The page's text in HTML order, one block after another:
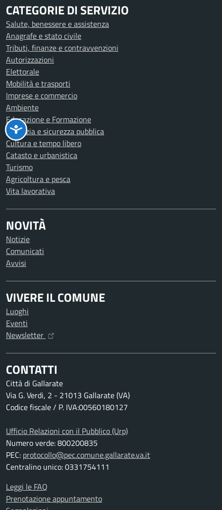
CATEGORIE DI SERVIZIO
Salute, benessere e assistenza
Anagrafe e stato civile
Tributi, finanze e contravvenzioni
Autorizzazioni
Elettorale
Mobilità e trasporti
Imprese e commercio
Ambiente
Educazione e Formazione
Giustizia e sicurezza pubblica
Cultura e tempo libero
Catasto e urbanistica
Turismo
Agricoltura e pesca
Vita lavorativa
NOVITÀ
Notizie
Comunicati
Avvisi
VIVERE IL COMUNE
Luoghi
Eventi
Newsletter
CONTATTI
Città di Gallarate
Via G. Verdi, 2 - 21013 Gallarate (VA)
Codice fiscale / P. IVA:00560180127
Ufficio Relazioni con il Pubblico (Urp)
Numero verde: 800200835
PEC: protocollo@pec.comune.gallarate.va.it
Centralino unico: 0331754111
Leggi le FAQ
Prenotazione appuntamento